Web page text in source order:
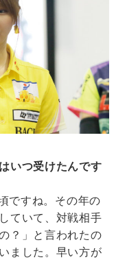
いつ受けたんです
ですね。その年の
ていて、対戦相手
？」と言われたの
ました。早い方が